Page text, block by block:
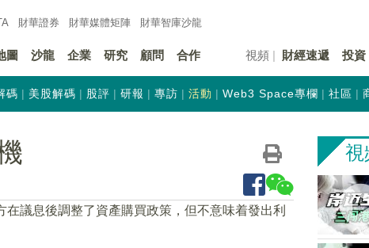
財華證券 財華媒體矩陣 財華智庫沙龍
圖 沙龍 企業 研究 顧問 合作 視頻 財經速遞 投資
碼 美股解碼 股評 研報 專訪 活動 Web3 Space專欄 社區
議息後調整了資產購買政策，但不意味着發出利
視